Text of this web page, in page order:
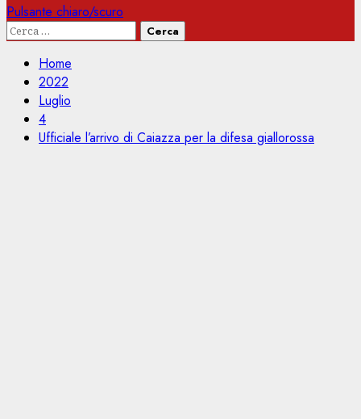
Pulsante chiaro/scuro
Ricerca
Home
2022
Luglio
4
Ufficiale l’arrivo di Caiazza per la difesa giallorossa